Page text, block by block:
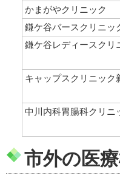
かまがやクリニック
鎌ケ谷バースクリニッ
鎌ケ谷レディースクリ
キャップスクリニック
中川内科胃腸科クリニ
市外の医